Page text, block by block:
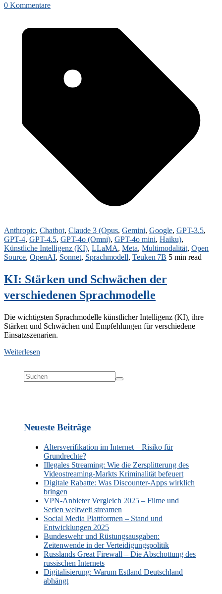
0 Kommentare
Anthropic, Chatbot, Claude 3 (Opus, Gemini, Google, GPT-3.5,
GPT-4, GPT-4.5, GPT-4o (Omni), GPT-4o mini, Haiku),
Künstliche Intelligenz (KI), LLaMA, Meta, Multimodalität, Open
Source, OpenAI, Sonnet, Sprachmodell, Teuken 7B 5 min read
KI: Stärken und Schwächen der
verschiedenen Sprachmodelle
Die wichtigsten Sprachmodelle künstlicher Intelligenz (KI), ihre
Stärken und Schwächen und Empfehlungen für verschiedene
Einsatzszenarien.
Weiterlesen
Neueste Beiträge
Altersverifikation im Internet – Risiko für
Grundrechte?
Illegales Streaming: Wie die Zersplitterung des
Videostreaming-Markts Kriminalität befeuert
Digitale Rabatte: Was Discounter-Apps wirklich
bringen
VPN-Anbieter Vergleich 2025 – Filme und
Serien weltweit streamen
Social Media Plattformen – Stand und
Entwicklungen 2025
Bundeswehr und Rüstungsausgaben:
Zeitenwende in der Verteidigungspolitik
Russlands Great Firewall – Die Abschottung des
russischen Internets
Digitalisierung: Warum Estland Deutschland
abhängt